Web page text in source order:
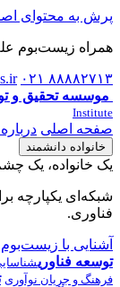
پرش به محتوای
همراه زیست‌بوم
۰۲۱ ۸۸۸۸۲۷۱۳
موسسه تحقیق و
Institute
صفحه اصلی
خانواده دانشمند
یک خانواده، یک
شبکه‌ای یکپارچه
فناوری.
آشنایی با زیست‌بوم
توسعه فناوری
فرهنگ و جریان نوآوری